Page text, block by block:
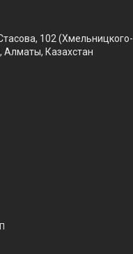
102 (Хмельницкого-
Казахстан